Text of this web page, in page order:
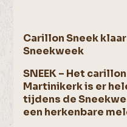
Carillon Sneek
Sneekweek
SNEEK – Het
Martinikerk is er
tijdens de
een herkenbare